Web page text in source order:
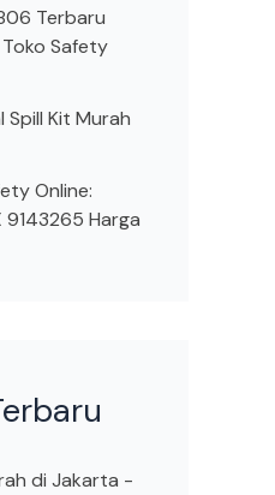
Terbaru
Safety
Spill Kit Murah
Online:
9143265 Harga
di Jakarta -